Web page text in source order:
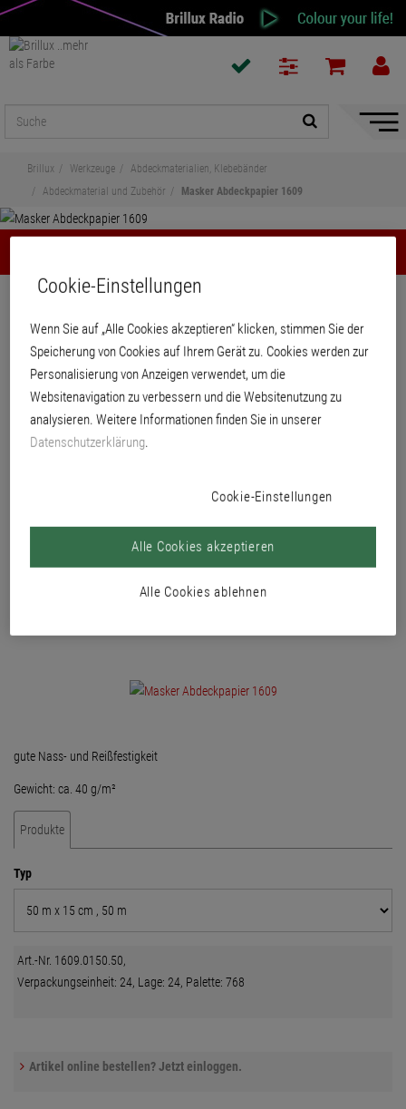
Brillux Werkzeuge
Abdeckmaterialien, Klebebänder
Abdeckmaterial und Zubehör
Masker Abdeckpapier 1609
Masker Abdeckpapier 1609
Kleinrollen Natronmischpapier für Handabdeckroller 1607. Sehr schmiegsam
und mit guter Oberflächendichte. Besonders für Spritzlackierungen geeignet.
gute Nass- und Reißfestigkeit
Gewicht: ca. 40 g/m²
Produkte
Typ
Art.-Nr. 1609.0150.50,
Verpackungseinheit: 24, Lage: 24, Palette: 768
Artikel online bestellen? Jetzt einloggen.
Cookie-Einstellungen
Wenn Sie auf „Alle Cookies akzeptieren“ klicken, stimmen Sie der
Speicherung von Cookies auf Ihrem Gerät zu. Cookies werden zur
Personalisierung von Anzeigen verwendet, um die
Websitenavigation zu verbessern und die Websitenutzung zu
analysieren. Weitere Informationen finden Sie in unserer
Datenschutzerklärung.
Cookie-Einstellungen
Alle Cookies ablehnen
Alle Cookies akzeptieren